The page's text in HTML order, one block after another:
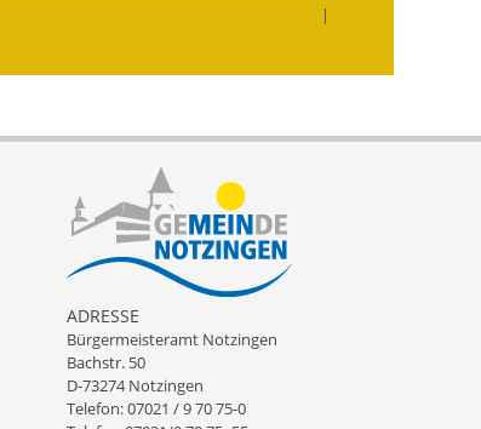
Notfallplanung
Ortsplan
Schadensmeldung
Straßenbau
Landesstraße
Kreisstraße
Umleitungsplan
|
ADRESSE
Bürgermeisteramt Notzingen
Bachstr. 50
D-73274 Notzingen
Telefon: 07021 / 9 70 75-0